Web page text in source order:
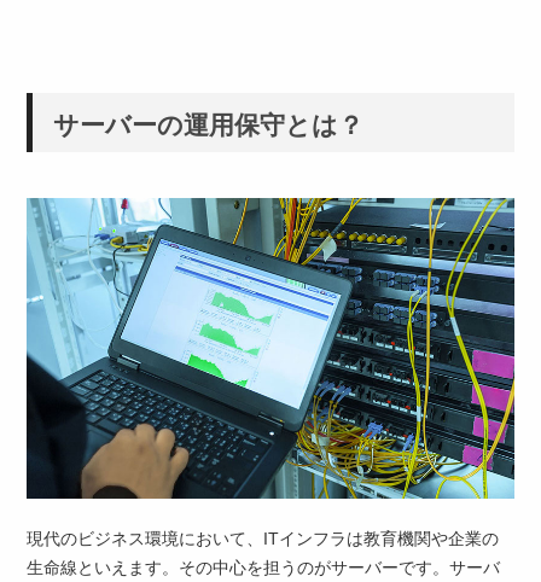
サーバーの運用保守とは？
現代のビジネス環境において、ITインフラは教育機関や企業の
生命線といえます。その中心を担うのがサーバーです。サーバ